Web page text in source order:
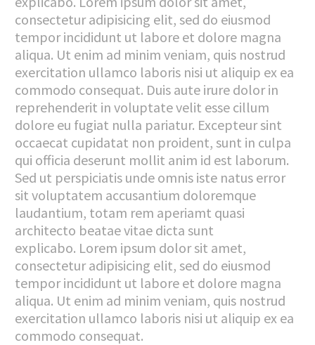
consectetur adipisicing elit, sed do eiusmod
tempor incididunt ut labore et dolore magna
aliqua. Ut enim ad minim veniam, quis nostrud
exercitation ullamco laboris nisi ut aliquip ex ea
commodo consequat. Duis aute irure dolor in
reprehenderit in voluptate velit esse cillum
dolore eu fugiat nulla pariatur. Excepteur sint
occaecat cupidatat non proident, sunt in culpa
qui officia deserunt mollit anim id est laborum.
Sed ut perspiciatis unde omnis iste natus error
sit voluptatem accusantium doloremque
laudantium, totam rem aperiamt quasi
architecto beatae vitae dicta sunt
explicabo. Lorem ipsum dolor sit amet,
consectetur adipisicing elit, sed do eiusmod
tempor incididunt ut labore et dolore magna
aliqua. Ut enim ad minim veniam, quis nostrud
exercitation ullamco laboris nisi ut aliquip ex ea
commodo consequat.